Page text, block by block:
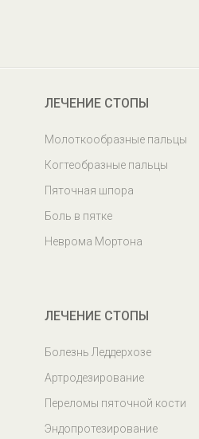
ЛЕЧЕНИЕ СТОПЫ
Молоткообразные пальцы
Когтеобразные пальцы
Пяточная шпора
Боль в пятке
Неврома Мортона
ЛЕЧЕНИЕ СТОПЫ
Болезнь Леддерхозе
Артродезирование
Переломы пяточной кости
Эндопротезирование